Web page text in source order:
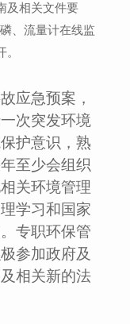
及相关文件要
磷、流量计在线监
应急预案，
次突发环境
护意识，熟
至少会组织
关环境管理
学习和国家
专职环保管
参加政府及
相关新的法